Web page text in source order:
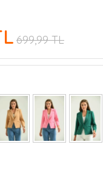
699,99 TL